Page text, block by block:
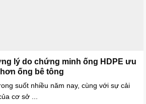
lý do chứng minh ống HDPE ưu
ống bê tông
suốt nhiều năm nay, cùng với sự cải
cơ sở ...